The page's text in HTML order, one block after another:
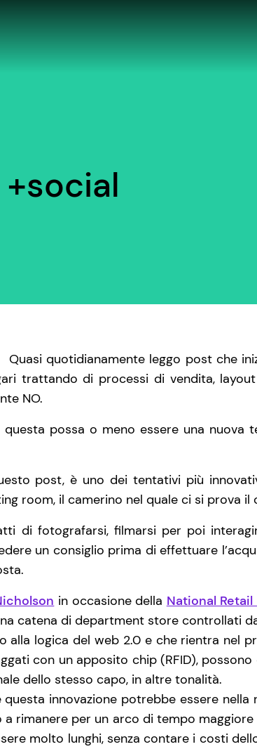
Quasi quotidianamente leggo post che
trattando di processi di vendita,
NO.
possa o meno essere una nuova
post, è uno dei tentativi più
room, il camerino nel quale ci si prova il
di fotografarsi, filmarsi per poi
un consiglio prima di effettuare
in occasione della National
catena di department store controllati
alla logica del web 2.0 e che rientra nel
con un apposito chip (RFID),
dello stesso capo, in altre tonalità.
innovazione potrebbe essere
rimanere per un arco di tempo
molto lunghi, senza contare i costi